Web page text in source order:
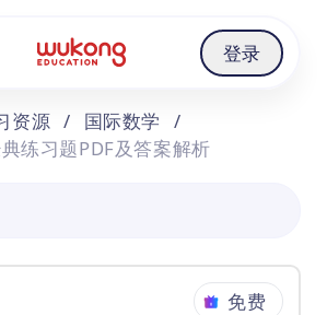
登录
资源 / 国际数学
/
练习题PDF及答案解析
免费